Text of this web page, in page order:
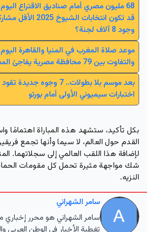
68 مليون مصري أمام صناديق الاقتراع
قد تكون انتخابات الشيوخ
وجود 8 آلاف لجنة؟
موعد صلاة المغرب في المنيا والقاهرة
والتفاوت بين 79 محافظة مصرية يفاجئ المصلين
بعد موسم بلا بطولات.. 7 وجوه جديدة تقود
اختبارات سيميوني الأولى أمام بورتو
بكل تأكيد، ستشهد هذه المباراة اهتمامًا
القدم حول العالم، لا سيما وأنها تجمع
لإضافة هذا اللقب العالمي إلى سجلاتهما.
شك مواجهة مثيرة تحمل كل مقومات
النزيه.
سامر الشهراني
سامر الشهراني هو محرر